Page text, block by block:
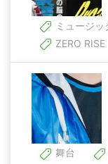
ミュージッ
ZERO RISE
舞台